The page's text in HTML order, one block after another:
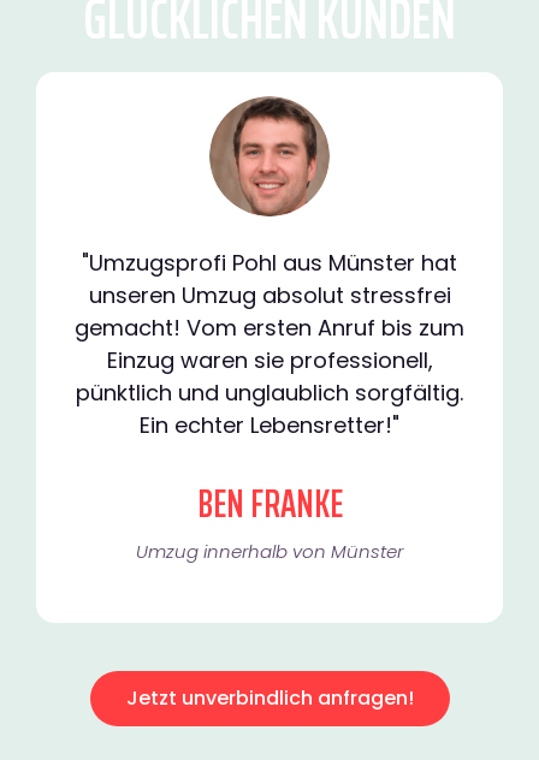
GLÜCKLICHEN KUNDEN
"Umzugsprofi Pohl aus Münster hat
unseren Umzug absolut stressfrei
gemacht! Vom ersten Anruf bis zum
Einzug waren sie professionell,
pünktlich und unglaublich sorgfältig.
Ein echter Lebensretter!"
BEN FRANKE
Umzug innerhalb von Münster​
Jetzt unverbindlich anfragen!